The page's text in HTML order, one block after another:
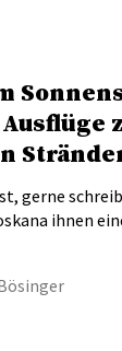
gerne
ihnen